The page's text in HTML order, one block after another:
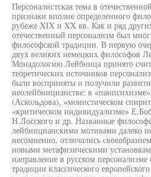
Персоналистская тема в
признаки вполне определенного
рубеже XIX и XX вв. Как и ряд
отечественный персонализм был
философской традиции. В первую
двух великих немецких философов
Монадологию Лейбница принято
теоретических источников
были восприняты и получили
неолейбницианстве: в
(Аскольдова), «монистическом
«критическом индивидуализме»
Н.Лосского и др. Названные
лейбницианскими мотивами далеко
несомненно, отличались
новыми метафизическими
направление в русском
традиции классического